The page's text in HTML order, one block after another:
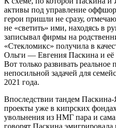
активы под управление
герои пришли не сразу,
не «светить» ими, находясь в
записывал фирмы на
«Стекломикс» получила в
Ольги — Евгения Паскина и
Вот только развивать реальное
непосильной задачей для
2021 года.
Впоследствии тандем
проекты уже в кипрских
увольнения из НМГ пара и
говорят Паскина